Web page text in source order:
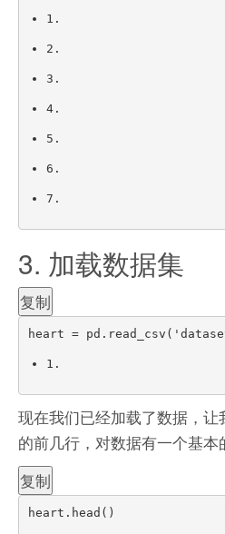
1.
2.
3.
4.
5.
6.
7.
3. 加载数据集
复制
heart = pd . read_csv (
1.
现在我们已经加载了数据，让
的前几行，对数据有一个基本
复制
heart . head ( )